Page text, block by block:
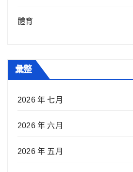
體育
彙整
2026 年 七月
2026 年 六月
2026 年 五月